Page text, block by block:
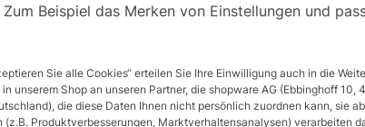
zum Artikel 0 Produktsicherheit
Beispiel das Merken von Einstellungen und
Sie alle Cookies“ erteilen Sie Ihre Einwilligung auch in die
in unserem Shop an unseren Partner, die shopware AG (Ebbinghoff 10,
die diese Daten Ihnen nicht persönlich zuordnen kann, sie
Produktverbesserungen, Marktverhaltensanalysen) verarbeiten